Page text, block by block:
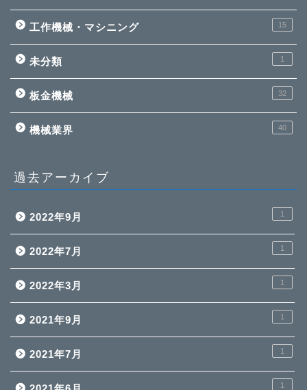
工作機械・マシニング 15
未分類 1
板金機械 32
機械業界 40
過去アーカイブ
2022年9月 1
2022年7月 1
2022年3月 1
2021年9月 1
2021年7月 1
1